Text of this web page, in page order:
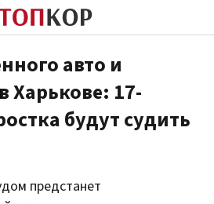
авто и
Харькове: 17-
будут судить
предстанет